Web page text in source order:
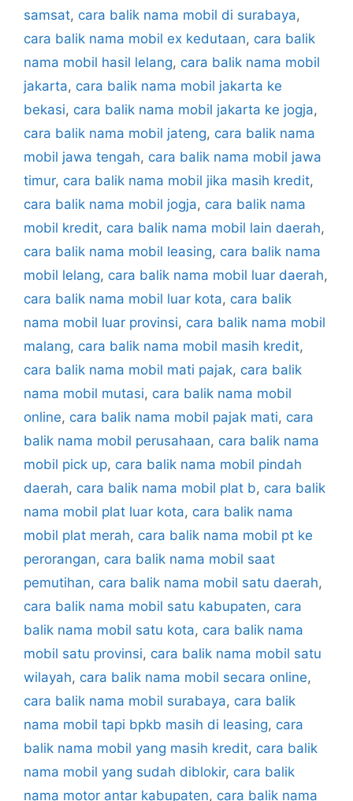
samsat, cara balik nama mobil di surabaya,
cara balik nama mobil ex kedutaan, cara balik
nama mobil hasil lelang, cara balik nama mobil
jakarta, cara balik nama mobil jakarta ke
bekasi, cara balik nama mobil jakarta ke jogja,
cara balik nama mobil jateng, cara balik nama
mobil jawa tengah, cara balik nama mobil jawa
timur, cara balik nama mobil jika masih kredit,
cara balik nama mobil jogja, cara balik nama
mobil kredit, cara balik nama mobil lain daerah,
cara balik nama mobil leasing, cara balik nama
mobil lelang, cara balik nama mobil luar daerah,
cara balik nama mobil luar kota, cara balik
nama mobil luar provinsi, cara balik nama mobil
malang, cara balik nama mobil masih kredit,
cara balik nama mobil mati pajak, cara balik
nama mobil mutasi, cara balik nama mobil
online, cara balik nama mobil pajak mati, cara
balik nama mobil perusahaan, cara balik nama
mobil pick up, cara balik nama mobil pindah
daerah, cara balik nama mobil plat b, cara balik
nama mobil plat luar kota, cara balik nama
mobil plat merah, cara balik nama mobil pt ke
perorangan, cara balik nama mobil saat
pemutihan, cara balik nama mobil satu daerah,
cara balik nama mobil satu kabupaten, cara
balik nama mobil satu kota, cara balik nama
mobil satu provinsi, cara balik nama mobil satu
wilayah, cara balik nama mobil secara online,
cara balik nama mobil surabaya, cara balik
nama mobil tapi bpkb masih di leasing, cara
balik nama mobil yang masih kredit, cara balik
nama mobil yang sudah diblokir, cara balik
nama motor antar kabupaten, cara balik nama